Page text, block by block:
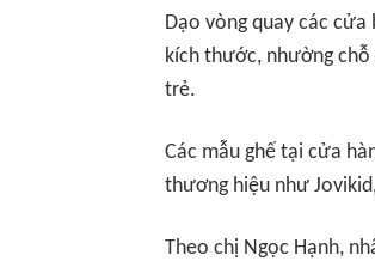
Dạo vòng quay các
kích thước, nhường
trẻ.
Các mẫu ghế tại cửa
thương hiệu như
Theo chị Ngọc Hạnh,